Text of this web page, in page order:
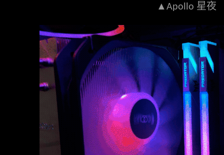
▲ Apollo 星夜